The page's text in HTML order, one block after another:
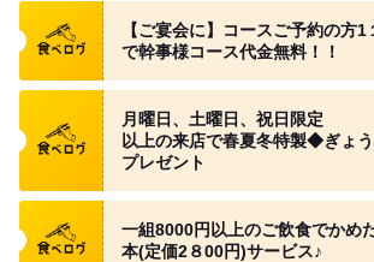
食べログ クーポン
【ご宴会に】コースご予約の方1
で幹事様コース代金無料！！
食べログ クーポン
月曜日、土曜日、祝日限
以上の来店で春夏冬特製◆ぎょ
プレゼント
食べログ クーポン
一組8000円以上のご飲食でかめ
本(定価2８00円)サービス♪